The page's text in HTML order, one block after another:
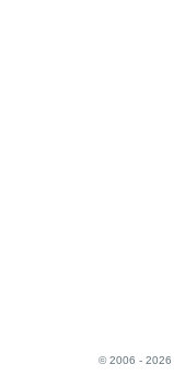
© 2006 - 2026